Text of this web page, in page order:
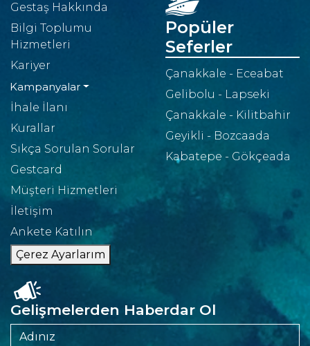
Gestaş Hakkında
Bilgi Toplumu
Hizmetleri
Kariyer
Kampanyalar
İhale İlanı
Kurallar
Sıkça Sorulan Sorular
Gestcard
Müşteri Hizmetleri
İletişim
Ankete Katılın
Çerez Ayarlarım
Popüler
Seferler
Çanakkale - Eceabat
Gelibolu - Lapseki
Çanakkale - Kilitbahir
Geyikli - Bozcaada
Kabatepe - Gökçeada
Gelişmelerden Haberdar Ol